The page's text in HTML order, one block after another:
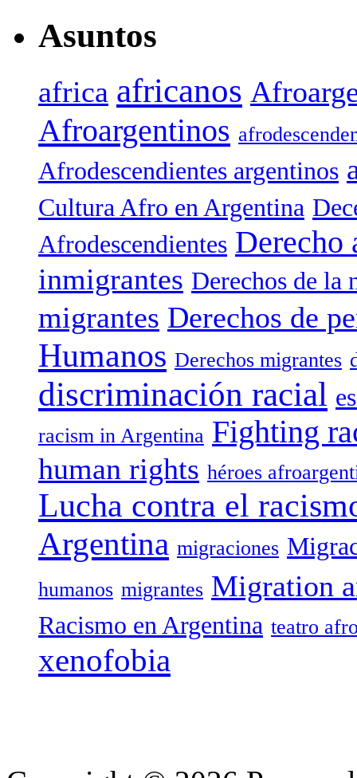
Asuntos
africa africanos
Afroargentinos
Afrodescendientes argentinos
Cultura Afro en Argentina
Afrodescendientes Derecho
inmigrantes Derechos de la
migrantes Derechos de
Humanos Derechos migrantes
discriminación racial
racism in Argentina Fighting
human rights héroes
Lucha contra el
Argentina migraciones
humanos migrantes Migration
Racismo en Argentina teatro
xenofobia